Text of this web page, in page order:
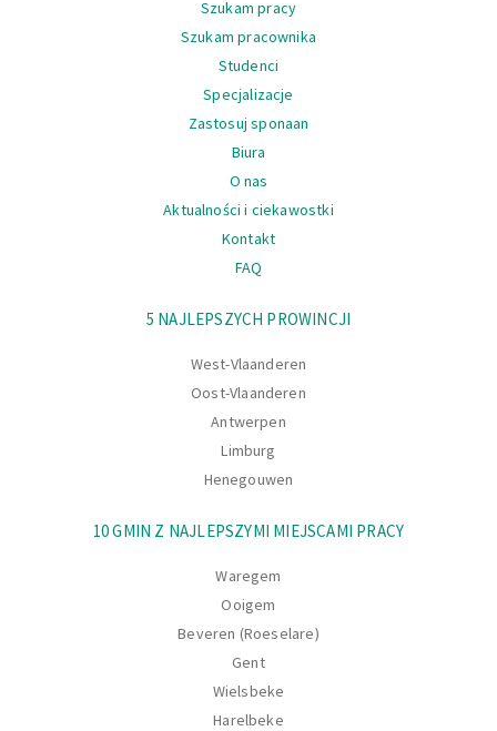
Szukam pracy
Szukam pracownika
Studenci
Specjalizacje
Zastosuj sponaan
Biura
O nas
Aktualności i ciekawostki
Kontakt
FAQ
5 NAJLEPSZYCH PROWINCJI
West-Vlaanderen
Oost-Vlaanderen
Antwerpen
Limburg
Henegouwen
10 GMIN Z NAJLEPSZYMI MIEJSCAMI PRACY
Waregem
Ooigem
Beveren (Roeselare)
Gent
Wielsbeke
Harelbeke